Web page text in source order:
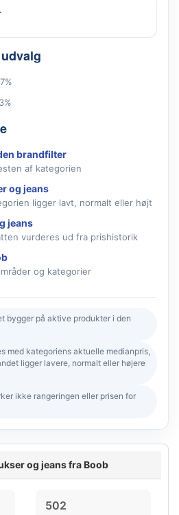
brandfilter
af kategorien
og jeans
ligger lavt, normalt eller højt
jeans
vurderes ud fra prishistorik
og kategorier
bygger på aktive produkter i den
med kategoriens aktuelle medianpris,
ligger lavere, normalt eller højere
ikke rangeringen eller prisen for
og jeans fra Boob
502